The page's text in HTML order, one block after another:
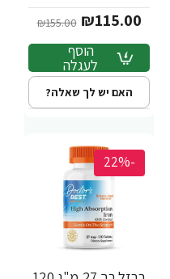
₪115.00
₪155.00
הוסף
לעגלה
האם יש לך שאלה?
-22%